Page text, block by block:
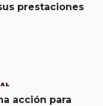
prestaciones
acción para